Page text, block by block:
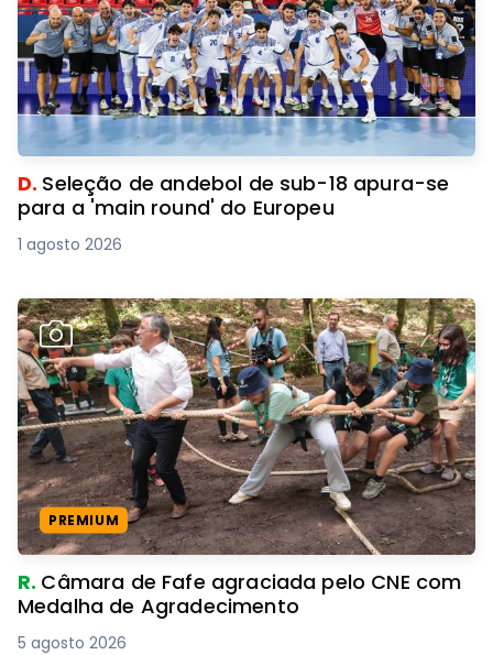
D. Seleção de andebol de sub-18 apura-se
para a 'main round' do Europeu
1 agosto 2026
PREMIUM
R. Câmara de Fafe agraciada pelo CNE com
Medalha de Agradecimento
5 agosto 2026